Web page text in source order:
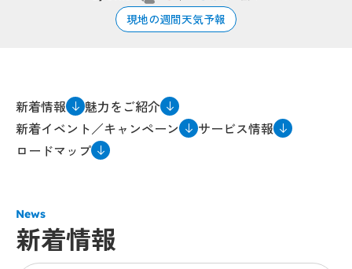
現地の週間天気予報
新着情報
魅力をご紹介
新着イベント／キャンペーン
サービス情報
ロードマップ
News
新着情報